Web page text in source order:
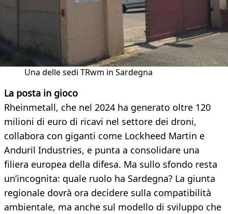
Una delle sedi TRwm in Sardegna
La posta in gioco
Rheinmetall, che nel 2024 ha generato oltre 120
milioni di euro di ricavi nel settore dei droni,
collabora con giganti come Lockheed Martin e
Anduril Industries, e punta a consolidare una
filiera europea della difesa. Ma sullo sfondo resta
un’incognita: quale ruolo ha Sardegna? La giunta
regionale dovrà ora decidere sulla compatibilità
ambientale, ma anche sul modello di sviluppo che